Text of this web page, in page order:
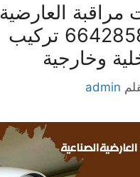
مراقبة العارضية
الصناعية 66428585 تركيب
وخارجية
admin